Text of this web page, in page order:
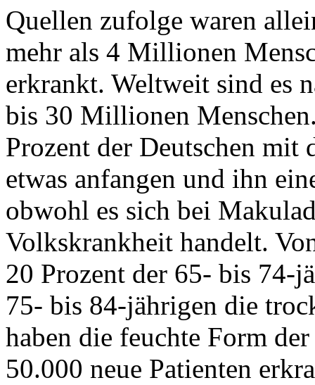
Quellen zufolge waren
mehr als 4 Millionen
erkrankt. Weltweit sind es
bis 30 Millionen
Prozent der Deutschen
etwas anfangen und ihn
obwohl es sich bei
Volkskrankheit handelt.
20 Prozent der 65- bis 74-
75- bis 84-jährigen die
haben die feuchte Form
50.000 neue Patienten